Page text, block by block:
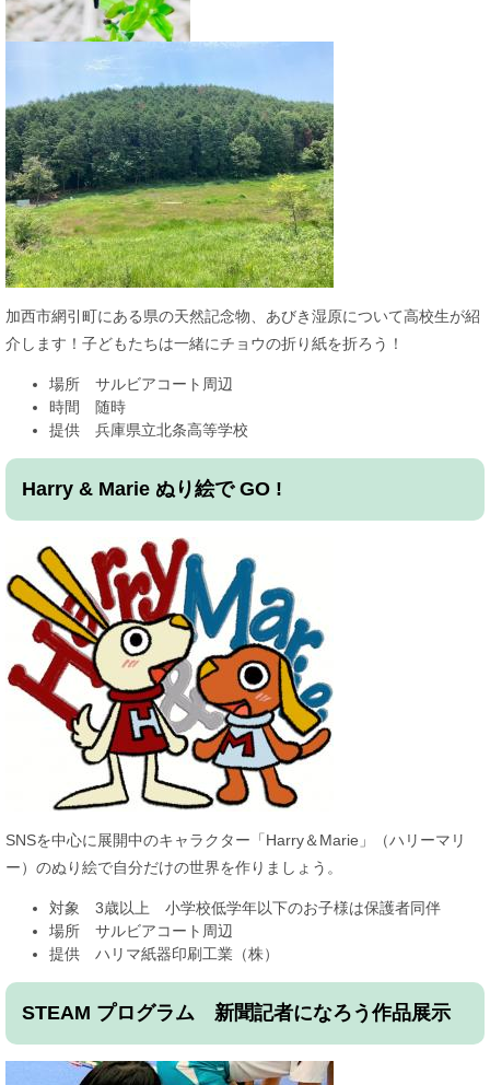
加西市網引町にある県の天然記念物、あびき湿原について高校生が紹
介します！子どもたちは一緒にチョウの折り紙を折ろう！
場所 サルビアコート周辺
時間 随時
提供 兵庫県立北条高等学校
Harry & Marie ぬり絵で GO !
SNSを中心に展開中のキャラクター「Harry＆Marie」（ハリーマリ
ー）のぬり絵で自分だけの世界を作りましょう。
対象 3歳以上 小学校低学年以下のお子様は保護者同伴
場所 サルビアコート周辺
提供 ハリマ紙器印刷工業（株）
STEAM プログラム 新聞記者になろう作品展示